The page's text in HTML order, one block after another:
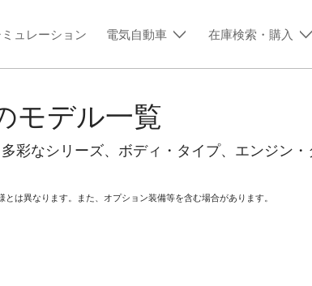
ュレーション 電気自動車 在庫検索・購入
モデル一覧
彩なシリーズ、ボディ・タイプ、エンジン
は異なります。また、オプション装備等を含む場合があります。